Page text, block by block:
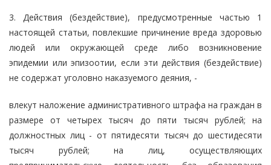
3. Действия (бездействие), предусмотренные частью 1
настоящей статьи, повлекшие причинение вреда здоровью
людей или окружающей среде либо возникновение
эпидемии или эпизоотии, если эти действия (бездействие)
не содержат уголовно наказуемого деяния, -
влекут наложение административного штрафа на граждан в
размере от четырех тысяч до пяти тысяч рублей; на
должностных лиц - от пятидесяти тысяч до шестидесяти
тысяч рублей; на лиц, осуществляющих